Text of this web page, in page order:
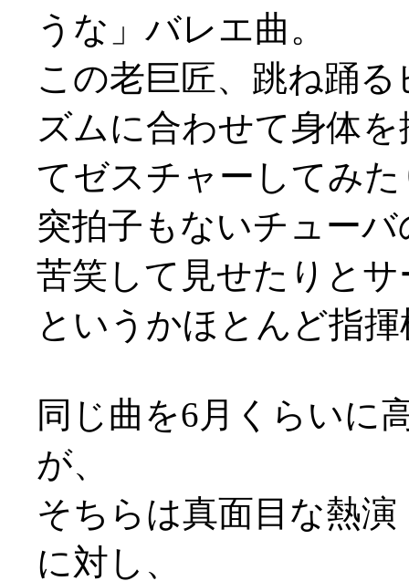
うな」バレエ曲。
この老巨匠、跳ね踊
ズムに合わせて身体
てゼスチャーしてみ
突拍子もないチュー
苦笑して見せたりと
というかほとんど指
同じ曲を6月くらいに
が、
そちらは真面目な熱
に対し、